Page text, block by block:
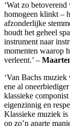
‘Wat zo
homogeen klinkt –
afzonderlijke
houdt het geheel
instrument naar
momenten waarop
verleent.’ –
‘Van Bachs
ene al
klassieke
eigenzinnig en
Klassieke muziek is
op zo’n aparte